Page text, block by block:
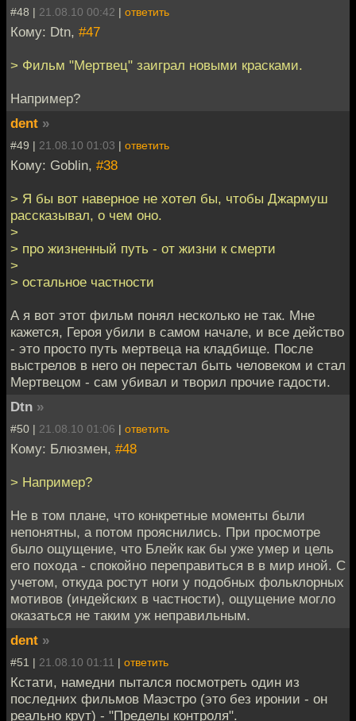
#48 | 21.08.10 00:42 | ответить
Кому: Dtn, #47
> Фильм "Мертвец" заиграл новыми красками.
Например?
dent »
#49 | 21.08.10 01:03 | ответить
Кому: Goblin, #38
> Я бы вот наверное не хотел бы, чтобы Джармуш
рассказывал, о чем оно.
>
> про жизненный путь - от жизни к смерти
>
> остальное частности
А я вот этот фильм понял несколько не так. Мне
кажется, Героя убили в самом начале, и все действо
- это просто путь мертвеца на кладбище. После
выстрелов в него он перестал быть человеком и стал
Мертвецом - сам убивал и творил прочие гадости.
Dtn »
#50 | 21.08.10 01:06 | ответить
Кому: Блюзмен, #48
> Например?
Не в том плане, что конкретные моменты были
непонятны, а потом прояснились. При просмотре
было ощущение, что Блейк как бы уже умер и цель
его похода - спокойно переправиться в в мир иной. С
учетом, откуда ростут ноги у подобных фольклорных
мотивов (индейских в частности), ощущение могло
оказаться не таким уж неправильным.
dent »
#51 | 21.08.10 01:11 | ответить
Кстати, намедни пытался посмотреть один из
последних фильмов Маэстро (это без иронии - он
реально крут) - "Пределы контроля".